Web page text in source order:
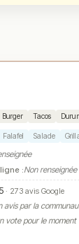
Burger Tacos
Falafel Salade
:Non renseignée
· 273 avis Google
avis par la
vote pour le moment